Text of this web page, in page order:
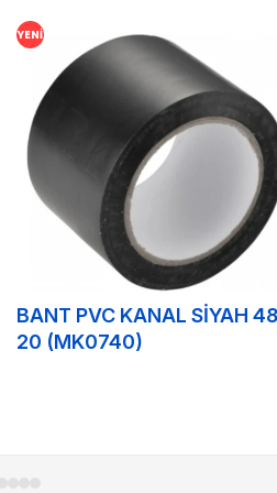
YENI
BANT PVC KANAL SİYAH
20 (MK0740)